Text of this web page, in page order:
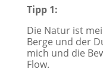
Tipp 1:
Die Natur ist
Berge und der
mich und die
Flow.